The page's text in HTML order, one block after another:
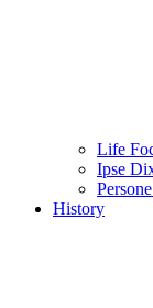
Life
Ipse
History